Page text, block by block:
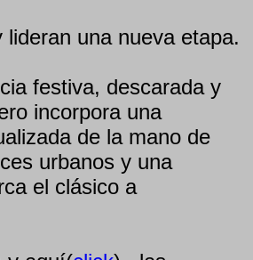
una nueva etapa.
festiva, descarada y
incorpora una
de la mano de
urbanos y una
el clásico a